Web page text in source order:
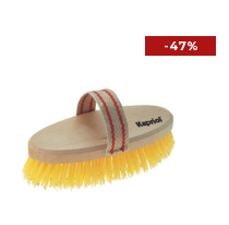
-47%